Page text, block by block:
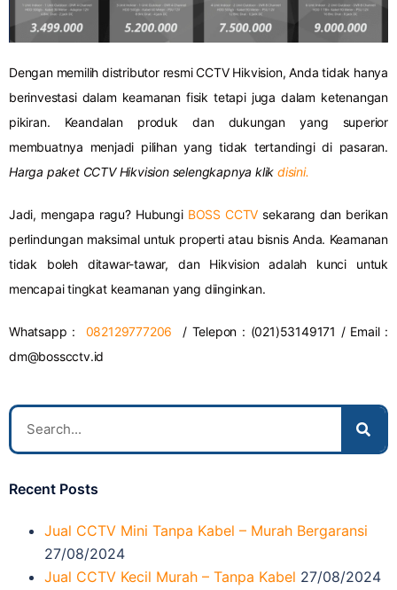
Dengan memilih distributor resmi CCTV Hikvision, Anda tidak hanya
berinvestasi dalam keamanan fisik tetapi juga dalam ketenangan
pikiran. Keandalan produk dan dukungan yang superior
membuatnya menjadi pilihan yang tidak tertandingi di pasaran.
Harga paket CCTV Hikvision selengkapnya klik disini.
Jadi, mengapa ragu? Hubungi BOSS CCTV sekarang dan berikan
perlindungan maksimal untuk properti atau bisnis Anda. Keamanan
tidak boleh ditawar-tawar, dan Hikvision adalah kunci untuk
mencapai tingkat keamanan yang diinginkan.
Whatsapp : 082129777206 / Telepon : (021)53149171 / Email :
dm@bosscctv.id
Recent Posts
Jual CCTV Mini Tanpa Kabel – Murah Bergaransi
27/08/2024
Jual CCTV Kecil Murah – Tanpa Kabel 27/08/2024